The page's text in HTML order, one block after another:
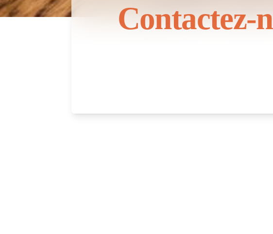
Contactez-